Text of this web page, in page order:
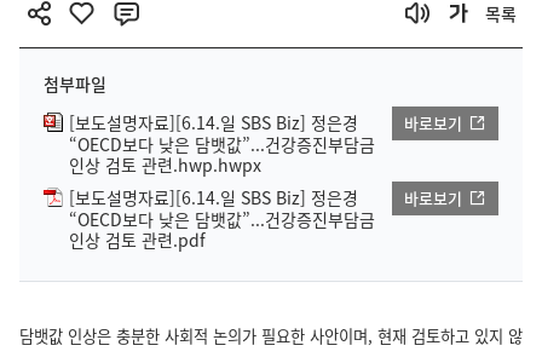
목록
첨부파일
[보도설명자료][6.14.일 SBS Biz] 정은경
“OECD보다 낮은 담뱃값”...건강증진부담금
인상 검토 관련.hwp.hwpx
바로보기
[보도설명자료][6.14.일 SBS Biz] 정은경
“OECD보다 낮은 담뱃값”...건강증진부담금
인상 검토 관련.pdf
바로보기
담뱃값 인상은 충분한 사회적 논의가 필요한 사안이며, 현재 검토하고 있지 않